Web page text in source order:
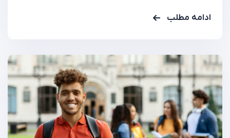
قابل تمدید است .
کم‌هزینه‌ترین…
ادامه مطلب